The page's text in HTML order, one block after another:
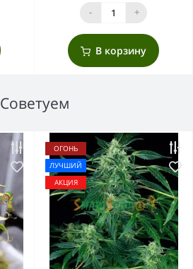
- +
В корзину
Советуем
ОГОНЬ
ЛУЧШИЙ
АКЦИЯ